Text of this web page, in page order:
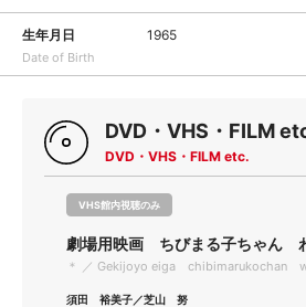
生年月日
Date of Birth
1965
DVD・VHS・FILM
DVD・VHS・FILM etc.
VHS館内視聴のみ
劇場用映画 ちびまる子ちゃん
＊ ／ Gekijoyo eiga chibimarukochan
須田 裕美子／芝山 努